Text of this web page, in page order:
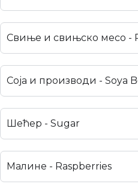
Свиње и свињско месо -
Соја и производи - Soya
Шећер - Sugar
Малине - Raspberries